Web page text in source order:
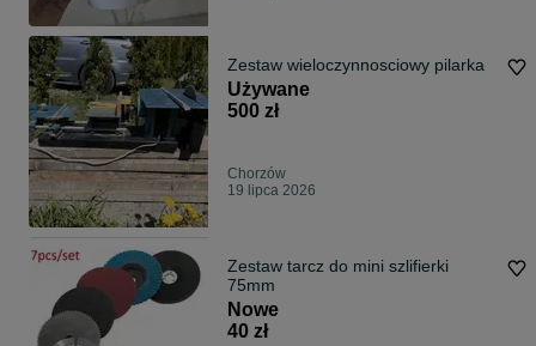
Zestaw wieloczynnosciowy pilarka
Używane
500 zł
Chorzów
19 lipca 2026
Zestaw tarcz do mini szlifierki
75mm
Nowe
40 zł